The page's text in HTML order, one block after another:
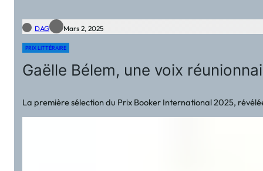
DAG Mars 2, 2025
PRIX LITTÉRAIRE
Gaëlle Bélem, une voix
La première sélection du Prix Booker International 2025,